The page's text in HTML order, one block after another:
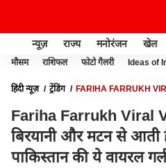
न्यूज़ राज्य मनोरंजन खेल
मौसम राशिफल फोटो गैलरी Ideas of
हिंदी न्यूज़ ट्रेंडिंग
FARIHA FARRUKH
Fariha Farrukh Viral
बिरयानी और मटन से आती
पाकिस्तान की ये वायरल गर्ल